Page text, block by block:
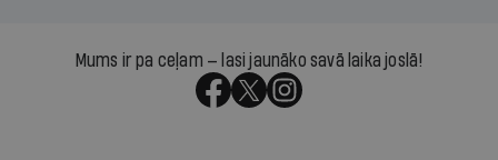
Mums ir pa ceļam — lasi jaunāko savā laika joslā!